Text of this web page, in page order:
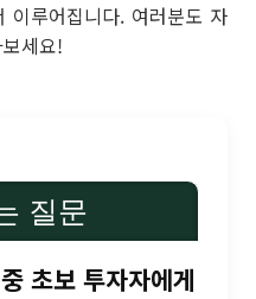
이루어집니다. 여러분도 자
세요!
질문
초보 투자자에게